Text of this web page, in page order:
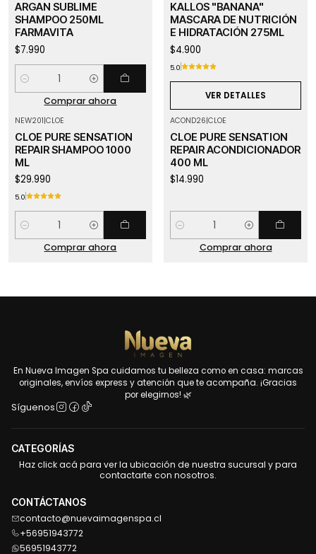
ARGAN SUBLIME
SHAMPOO 250ML
FARMAVITA
$7.990
Cantidad
Comprar ahora
KALLOS "BANANA"
MASCARA DE NUTRICIÓN
E HIDRATACIÓN 275ML
$4.900
5.0
VER DETALLES
NEW201|CLOE
CLOE PURE SENSATION
REPAIR SHAMPOO 1000
ML
$29.990
5.0
Cantidad
Comprar ahora
ACOND26|CLOE
CLOE PURE SENSATION
REPAIR ACONDICIONADOR
400 ML
$14.990
Cantidad
Comprar ahora
En Nueva Imagen Spa cuidamos tu belleza como en casa: marcas
originales, envíos express y atención que te acompaña. ¡Gracias
por elegirnos! 🌿
Síguenos
CATEGORÍAS
Haz click acá para ver la ubicación de nuestra sucursal y para
contactarte con nosotros.
CONTÁCTANOS
contacto@nuevaimagenspa.cl
+56951943772
56951943772